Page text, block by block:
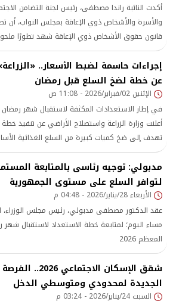
أكدت النائبة راندا مصطفى، رئيس لجنة التضامن
والأسرة والأشخاص ذوي الإعاقة بمجلس النواب، أن
قانون حقوق الأشخاص ذوي الإعاقة شهد تطورًا
الفترة الماضية، مشيرة إلى أن ما تحقق حتى الآن
أولى، بينما تتطلب المرحلة المقبلة مزيدًا من
والإجراءات العملية التي تخفف الأعباء اليومية عن
وتضمن لهم حياة كريمة قائمة على المساواة وتكافؤ
وهو ما تسعى
إجراءات حاسمة لضبط الأسعار..
عن خطة لضخ السلع قبل رمضان
الإثنين 02/فبراير/2026 - 11:08 ص
في إطار الاستعدادات المكثفة لاستقبال شهر رمضان
أعلنت وزارة الزراعة واستصلاح الأراضي عن تنفيذ
تهدف إلى ضخ كميات كبيرة من السلع الغذائية
الأسواق، بما المواطنين، وضمان توافر السلع بجودة
وأسعار عادلة خلال الشهر الكريم. استعدادات مبكرة
زيادة الطلب خلال شهر رمضان
مدبولي: توجيه رئاسى بالمتابعة
لتوافر السلع على مستوى الجمهورية
الأربعاء 28/يناير/2026 - 04:48 م
عقد الدكتور مصطفى مدبولي، رئيس مجلس الوزراء،
مساء اليوم؛ لمتابعة خطة الاستعداد لاستقبال شهر
المعظم 2026
شقق الإسكان الاجتماعي 2026.. الفرصة
الجديدة لمحدودي ومتوسطي الدخل
السبت 24/يناير/2026 - 03:24 م